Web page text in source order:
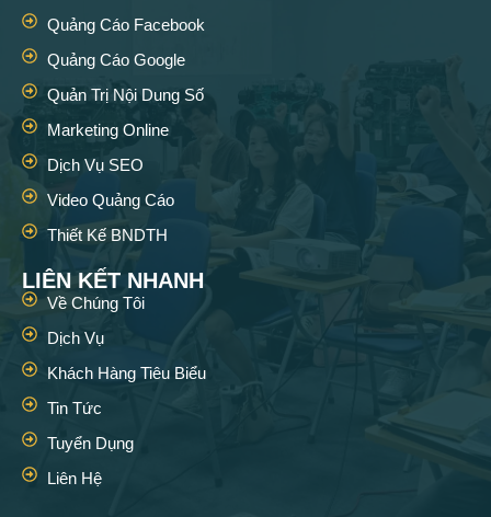
Quảng Cáo Facebook
Quảng Cáo Google
Quản Trị Nội Dung Số
Marketing Online
Dịch Vụ SEO
Video Quảng Cáo
Thiết Kế BNDTH
LIÊN KẾT NHANH
Về Chúng Tôi
Dịch Vụ
Khách Hàng Tiêu Biểu
Tin Tức
Tuyển Dụng
Liên Hệ